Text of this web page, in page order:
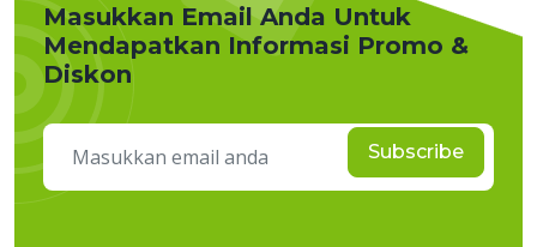
Masukkan Email Anda Untuk
Mendapatkan Informasi Promo &
Diskon
Subscribe